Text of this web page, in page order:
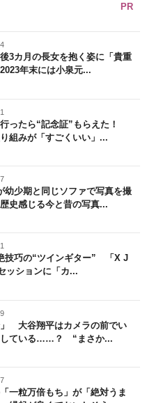
PR
3カ月の長女を抱く姿に「貴重
年末には小泉元...
ったら“記念証”もらえた！
組みが「すごくいい」...
幼少期と同じソファで写真を撮
感じる今と昔の写真...
技巧の“ツインギター” 「X J
ッションに「カ...
」 大谷翔平はカメラの前でい
している……？ “まさか...
一粒万倍もち」が「絶対うま